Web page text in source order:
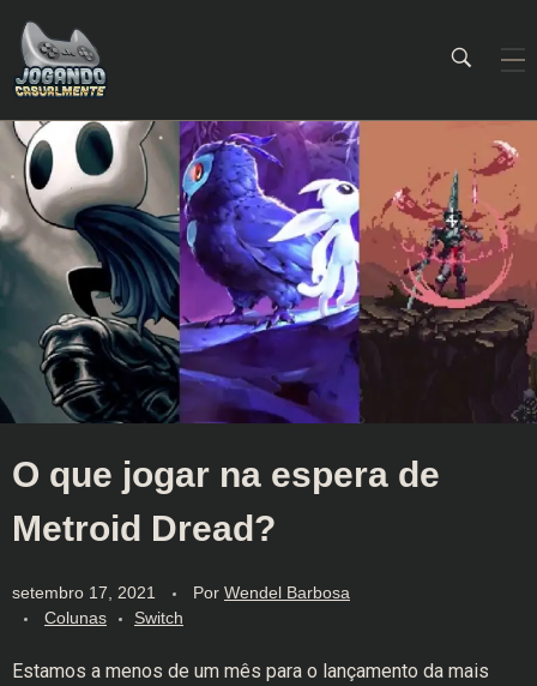
Jogando Casualmente
Conteúdo family friendly sobre games! Desde 2019 analisando jogos.
O que jogar na espera de
Metroid Dread?
setembro 17, 2021 Por Wendel Barbosa
Colunas
Switch
Estamos a menos de um mês para o lançamento da mais